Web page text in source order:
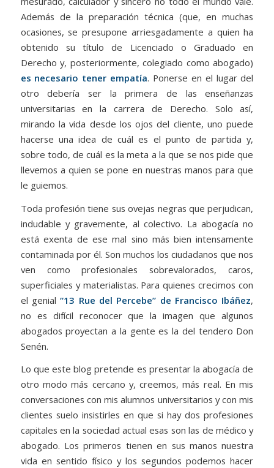
Además de la preparación técnica (que, en muchas
ocasiones, se presupone arriesgadamente a quien ha
obtenido su título de Licenciado o Graduado en
Derecho y, posteriormente, colegiado como abogado)
es necesario tener empatía. Ponerse en el lugar del
otro debería ser la primera de las enseñanzas
universitarias en la carrera de Derecho. Solo así,
mirando la vida desde los ojos del cliente, uno puede
hacerse una idea de cuál es el punto de partida y,
sobre todo, de cuál es la meta a la que se nos pide que
llevemos a quien se pone en nuestras manos para que
le guiemos.
Toda profesión tiene sus ovejas negras que perjudican,
indudable y gravemente, al colectivo. La abogacía no
está exenta de ese mal sino más bien intensamente
contaminada por él. Son muchos los ciudadanos que nos
ven como profesionales sobrevalorados, caros,
superficiales y materialistas. Para quienes crecimos con
el genial“13 Rue del Percebe” de Francisco Ibáñez,
no es difícil reconocer que la imagen que algunos
abogados proyectan a la gente es la del tendero Don
Senén.
Lo que este blog pretende es presentar la abogacía de
otro modo más cercano y, creemos, más real. En mis
conversaciones con mis alumnos universitarios y con mis
clientes suelo insistirles en que si hay dos profesiones
capitales en la sociedad actual esas son las de médico y
abogado. Los primeros tienen en sus manos nuestra
vida en sentido físico y los segundos podemos hacer